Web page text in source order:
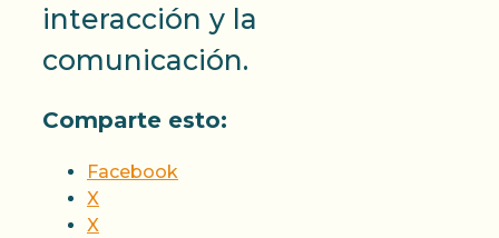
interacción y la
comunicación.
Comparte esto:
Facebook
X
X